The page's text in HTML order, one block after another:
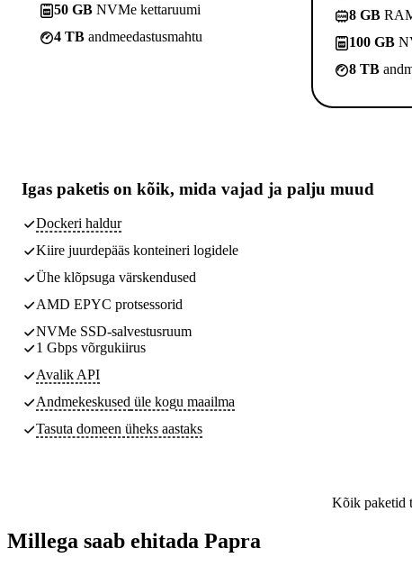
50 GB NVMe kettaruumi
4 TB andmeedastusmahtu
8 GB
100 GB
8 TB
Igas paketis on kõik, mida vajad ja palju muud
Dockeri haldur
Kiire juurdepääs konteineri logidele
Ühe klõpsuga värskendused
AMD EPYC protsessorid
NVMe SSD-salvestusruum
1 Gbps võrgukiirus
Avalik API
Andmekeskused üle kogu maailma
Tasuta domeen üheks aastaks
Kõik paketid
Millega saab ehitada Papra